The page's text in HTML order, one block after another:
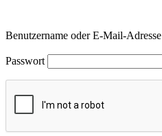
Benutzername oder E-Mail-Adresse
Passwort